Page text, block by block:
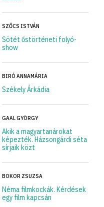
SZŐCS ISTVÁN
Sötét őstörténeti folyó-
show
BIRÓ ANNAMÁRIA
Székely Árkádia
GAAL GYÖRGY
Akik a magyartanárokat
képezték. Házsongárdi séta
sírjaik közt
BOKOR ZSUZSA
Néma filmkockák. Kérdések
egy film kapcsán